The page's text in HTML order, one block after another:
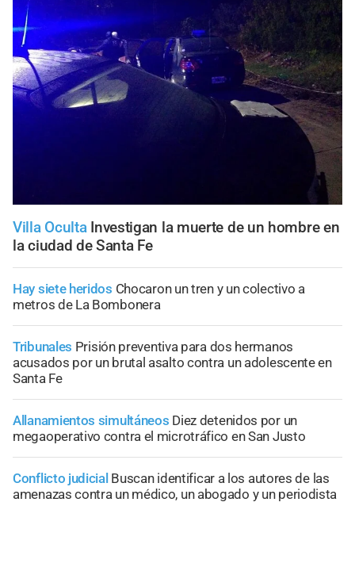
Villa Oculta Investigan la muerte de un hombre en
la ciudad de Santa Fe
Hay siete heridos Chocaron un tren y un colectivo a
metros de La Bombonera
Tribunales Prisión preventiva para dos hermanos
acusados por un brutal asalto contra un adolescente en
Santa Fe
Allanamientos simultáneos Diez detenidos por un
megaoperativo contra el microtráfico en San Justo
Conflicto judicial Buscan identificar a los autores de las
amenazas contra un médico, un abogado y un periodista